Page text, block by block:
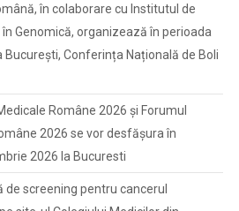
în colaborare cu Institutul de
Genomică, organizează în perioada
București, Conferința Națională de Boli
Române 2026 și Forumul
2026 se vor desfășura în
2026 la Bucuresti
screening pentru cancerul